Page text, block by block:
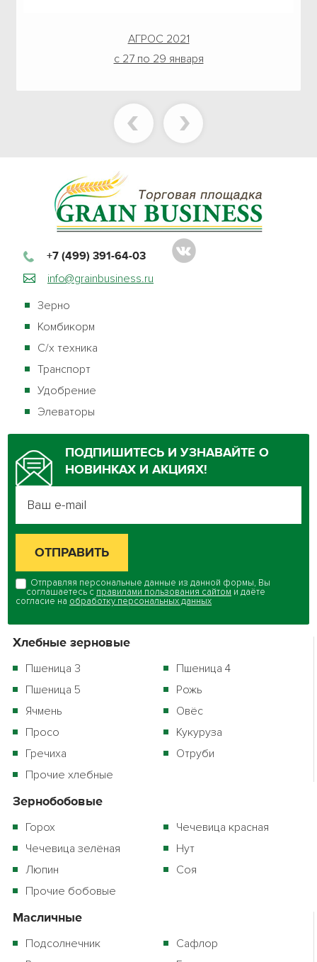
АГРОС 2021
с 27 по 29 января
+7 (499) 391-64-03
info@grainbusiness.ru
Зерно
Комбикорм
С/х техника
Транспорт
Удобрение
Элеваторы
ПОДПИШИТЕСЬ И УЗНАВАЙТЕ О
НОВИНКАХ И АКЦИЯХ!
Отправляя персональные данные из данной формы, Вы
соглашаетесь с правилами пользования сайтом и даёте
согласие на обработку персональных данных
Хлебные зерновые
Пшеница 3
Пшеница 4
Пшеница 5
Рожь
Ячмень
Овёс
Просо
Кукуруза
Гречиха
Отруби
Прочие хлебные
Зернобобовые
Горох
Чечевица красная
Чечевица зелёная
Нут
Люпин
Соя
Прочие бобовые
Масличные
Подсолнечник
Сафлор